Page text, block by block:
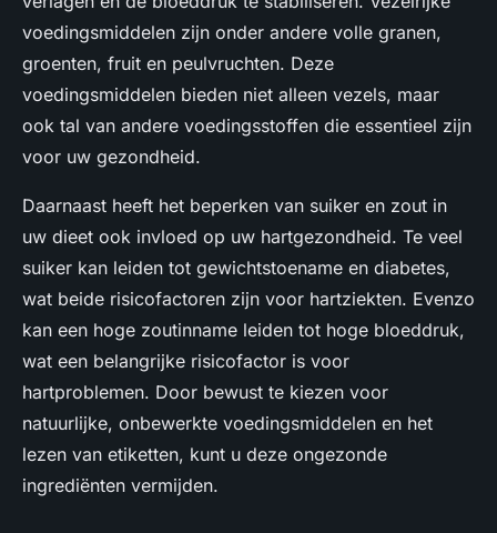
voedingsmiddelen zijn onder andere volle granen,
groenten, fruit en peulvruchten. Deze
voedingsmiddelen bieden niet alleen vezels, maar
ook tal van andere voedingsstoffen die essentieel zijn
voor uw gezondheid.
Daarnaast heeft het beperken van suiker en zout in
uw dieet ook invloed op uw hartgezondheid. Te veel
suiker kan leiden tot gewichtstoename en diabetes,
wat beide risicofactoren zijn voor hartziekten. Evenzo
kan een hoge zoutinname leiden tot hoge bloeddruk,
wat een belangrijke risicofactor is voor
hartproblemen. Door bewust te kiezen voor
natuurlijke, onbewerkte voedingsmiddelen en het
lezen van etiketten, kunt u deze ongezonde
ingrediënten vermijden.